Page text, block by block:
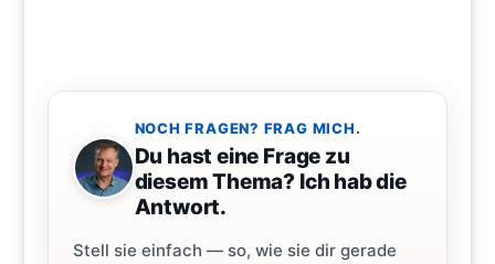
NOCH FRAGEN? FRAG MICH.
Du hast eine Frage zu
diesem Thema? Ich hab die
Antwort.
Stell sie einfach — so, wie sie dir gerade